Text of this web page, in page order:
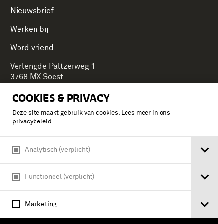
COOKIES & PRIVACY
Deze site maakt gebruik van cookies. Lees meer in ons
privacybeleid .
Analytisch (verplicht)
Functioneel (verplicht)
Marketing
Nieuwsbrief
Werken bij
Word vriend
Verlengde Paltzerweg 1
3768 MX Soest
Onderdeel van Stichting Koninklijke Defensiemusea,